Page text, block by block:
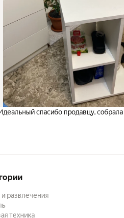
спасибо продавцу, собрала за 15 минут , комплектация полная пришла всё целое
развлечения
техника